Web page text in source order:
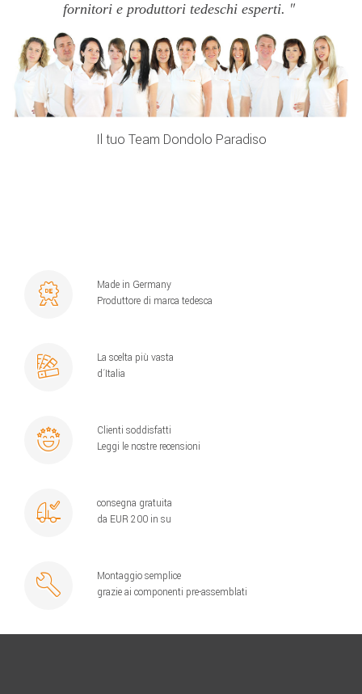
fornitori e produttori tedeschi esperti.
Il tuo Team Dondolo Paradiso
Made in Germany
Produttore di marca tedesca
La scelta più vasta
d´Italia
Clienti soddisfatti
Leggi le nostre recensioni
consegna gratuita
da EUR 200 in su
Montaggio semplice
grazie ai componenti pre-assemblati